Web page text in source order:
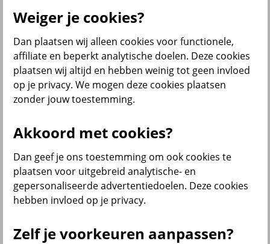
Beleggen
Pensioen en lijfrente
Weiger je cookies?
Dan plaatsen wij alleen cookies voor functionele,
affiliate en beperkt analytische doelen. Deze cookies
plaatsen wij altijd en hebben weinig tot geen invloed
op je privacy. We mogen deze cookies plaatsen
zonder jouw toestemming.
Akkoord met cookies?
Dan geef je ons toestemming om ook cookies te
plaatsen voor uitgebreid analytische- en
gepersonaliseerde advertentiedoelen. Deze cookies
hebben invloed op je privacy.
Zelf je voorkeuren aanpassen?